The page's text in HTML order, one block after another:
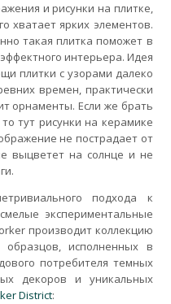
и рисунки на плитке,
хватает ярких элементов.
такая плитка поможет в
интерьера. Идея
плитки с узорами далеко
времен, практически
орнаменты. Если же брать
тут рисунки на керамике
не пострадает от
выцветет на солнце и не
подхода к
экспериментальные
производит коллекцию
исполненных в
потребителя темных
декоров и уникальных
District: